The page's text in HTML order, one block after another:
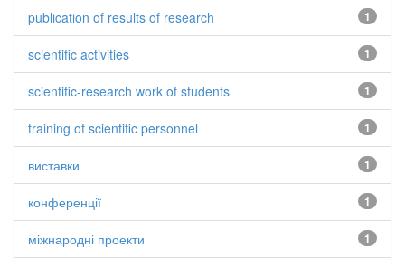
1
publication of results of research
1
scientific activities
1
scientific-research work of students
1
training of scientific personnel
1
виставки
1
конференції
1
міжнародні проекти